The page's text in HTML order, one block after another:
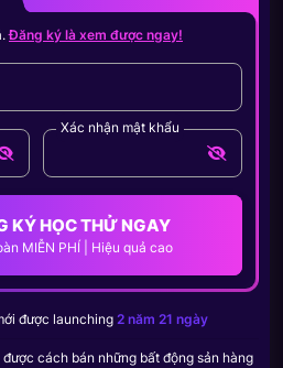
Đăng ký là xem được ngay!
Xác nhận mật khẩu
KÝ HỌC THỬ NGAY
MIỄN PHÍ | Hiệu quả cao
được launching 2 năm 21 ngày
cách bán những bất động sản hàng